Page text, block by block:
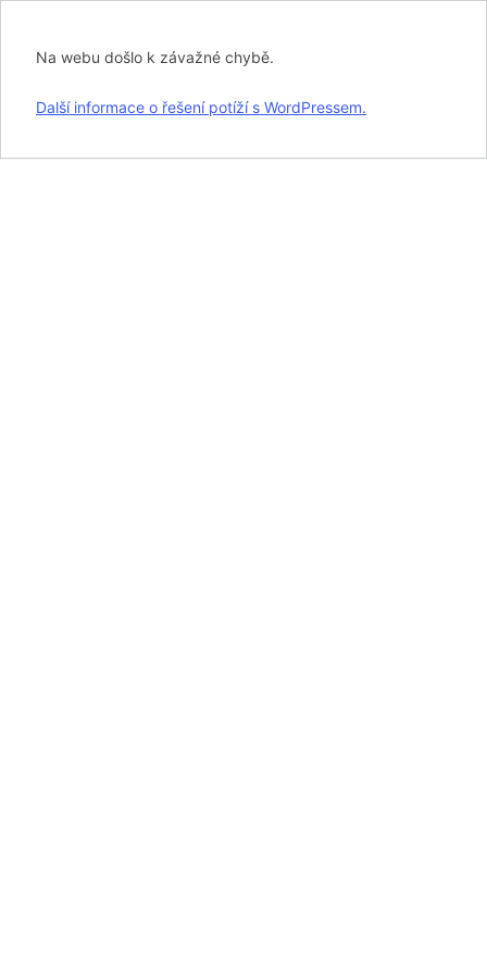
Na webu došlo k závažné chybě.
Další informace o řešení potíží s WordPressem.